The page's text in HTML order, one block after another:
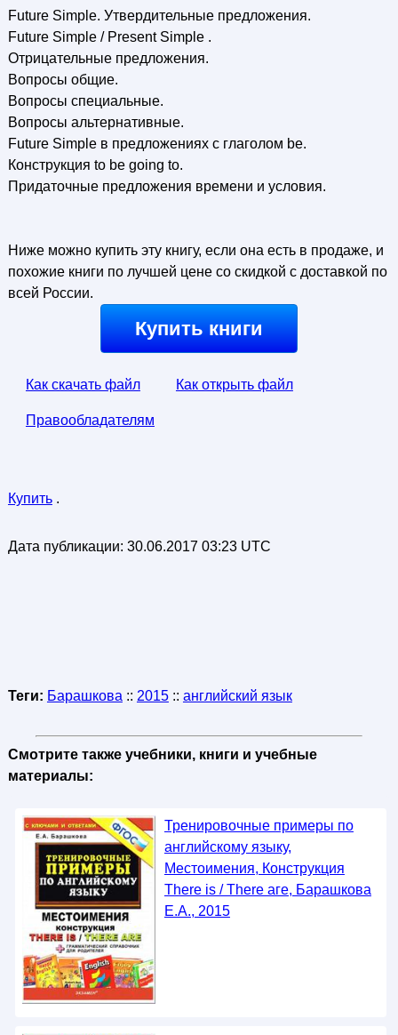
Future Simple. Утвердительные предложения.
Future Simple / Present Simple .
Отрицательные предложения.
Вопросы общие.
Вопросы специальные.
Вопросы альтернативные.
Future Simple в предложениях с глаголом be.
Конструкция to be going to.
Придаточные предложения времени и условия.
Ниже можно купить эту книгу, если она есть в продаже, и
похожие книги по лучшей цене со скидкой с доставкой по
всей России.
Купить книги
Как скачать файл Как открыть файл
Правообладателям
Купить.
Дата публикации: 30.06.2017 03:23 UTC
Теги: Барашкова :: 2015:: английский язык
Смотрите также учебники, книги и учебные
материалы:
Тренировочные примеры по
английскому языку,
Местоимения, Конструкция
There is / There аге, Барашкова
Е.А., 2015